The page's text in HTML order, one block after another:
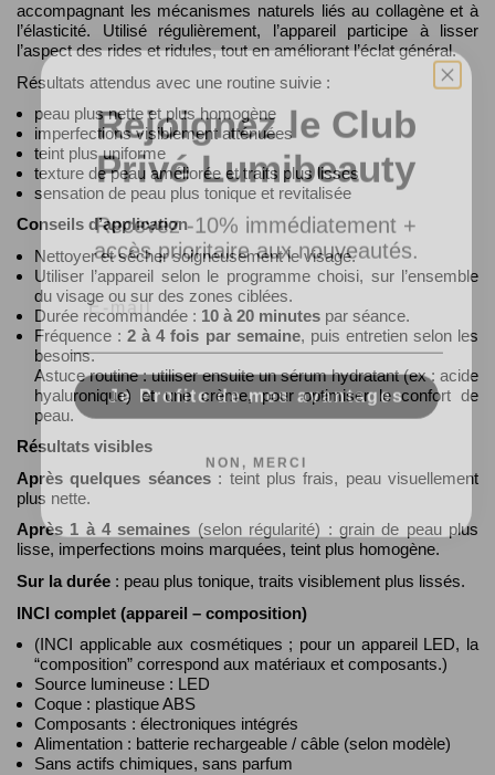
accompagnant les mécanismes naturels liés au collagène et à
l’élasticité. Utilisé régulièrement, l’appareil participe à lisser
l’aspect des rides et ridules, tout en améliorant l’éclat général.
Résultats attendus avec une routine suivie :
peau plus nette et plus homogène
imperfections visiblement atténuées
teint plus uniforme
texture de peau améliorée et traits plus lisses
sensation de peau plus tonique et revitalisée
Conseils d’application
Nettoyer et sécher soigneusement le visage.
Utiliser l’appareil selon le programme choisi, sur l’ensemble
du visage ou sur des zones ciblées.
Durée recommandée : 10 à 20 minutes par séance.
Fréquence :2 à 4 fois par semaine, puis entretien selon les
besoins.
Astuce routine : utiliser ensuite un sérum hydratant (ex : acide
hyaluronique) et une crème, pour optimiser le confort de
peau.
Résultats visibles
Après quelques séances: teint plus frais, peau visuellement
plus nette.
Après 1 à 4 semaines (selon régularité) : grain de peau plus
lisse, imperfections moins marquées, teint plus homogène.
Sur la durée : peau plus tonique, traits visiblement plus lissés.
INCI complet (appareil – composition)
(INCI applicable aux cosmétiques ; pour un appareil LED, la
“composition” correspond aux matériaux et composants.)
Source lumineuse : LED
Coque : plastique ABS
Composants : électroniques intégrés
Alimentation : batterie rechargeable / câble (selon modèle)
Sans actifs chimiques, sans parfum
Rejoignez le Club
Privé Lumibeauty
Recevez -10% immédiatement +
accès prioritaire aux nouveautés.
Email
Je Profite de mes avantages